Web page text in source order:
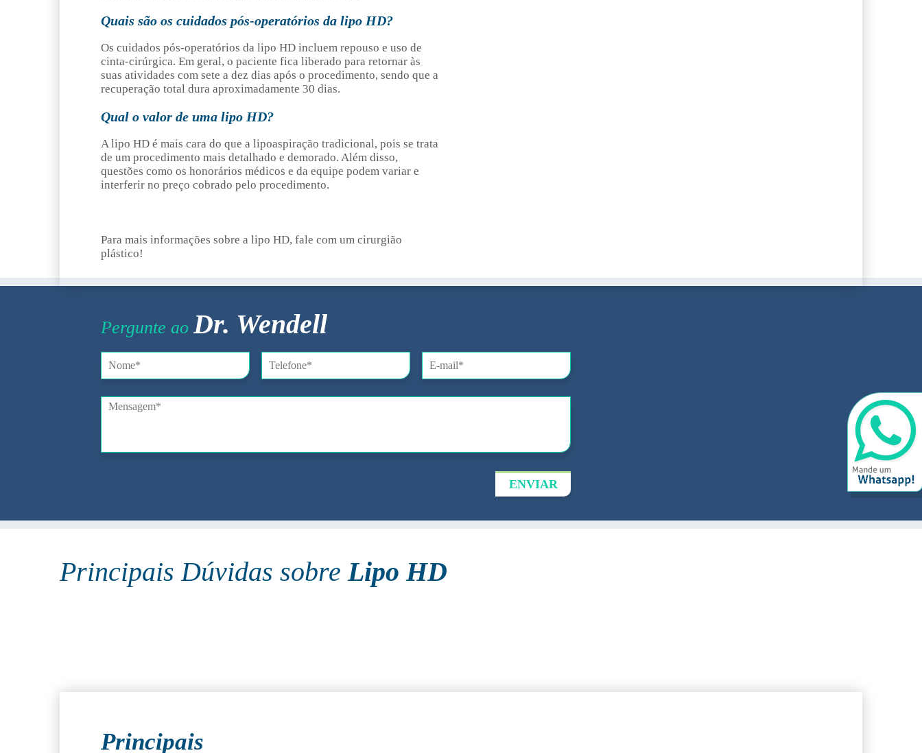
Quais são os cuidados pós-operatórios da lipo HD?
Os cuidados pós-operatórios da lipo HD incluem repouso e uso de
cinta-cirúrgica. Em geral, o paciente fica liberado para retornar às
suas atividades com sete a dez dias após o procedimento, sendo que a
recuperação total dura aproximadamente 30 dias.
Qual o valor de uma lipo HD?
A lipo HD é mais cara do que a lipoaspiração tradicional, pois se trata
de um procedimento mais detalhado e demorado. Além disso,
questões como os honorários médicos e da equipe podem variar e
interferir no preço cobrado pelo procedimento.
Para mais informações sobre a lipo HD, fale com um cirurgião
plástico!
Pergunte ao Dr. Wendell
ENVIAR
Principais Dúvidas sobreLipo HD
Principais